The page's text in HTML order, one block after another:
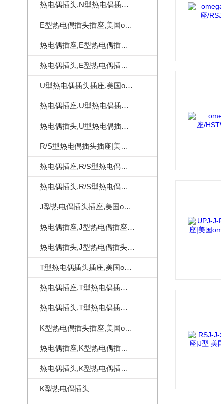
热电偶插头,N型热电偶插头,美国omega热电偶插头
E型热电偶插头插座,美国omega热电偶连接器
热电偶插座,E型热电偶插座,美国omega热电偶插座
热电偶插头,E型热电偶插头,美国omega热电偶插头
U型热电偶插头插座,美国omega热电偶连接器
热电偶插座,U型热电偶插座,美国omega热电偶插座
热电偶插头,U型热电偶插头,美国omega热电偶插头
R/S型热电偶插头插座|美国omega热电偶连接器
热电偶插座,R/S型热电偶插座,美国omega热电偶插座
热电偶插头,R/S型热电偶插头,美国omega热电偶插头
J型热电偶插头插座,美国omega热电偶连接器
热电偶插座,J型热电偶插座,美国omega热电偶插座
热电偶插头,J型热电偶插头,美国omega热电偶插头
T型热电偶插头插座,美国omega热电偶连接器
热电偶插座,T型热电偶插座,美国omega热电偶插座
热电偶插头,T型热电偶插头,美国omega热电偶插头
K型热电偶插头插座,美国omega热电偶连接器
热电偶插座,K型热电偶插座,美国omega热电偶插座
热电偶插头,K型热电偶插头,美国omega热电偶插头
K型热电偶插头